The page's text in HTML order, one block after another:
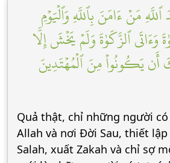
مَنۡ ءَامَنَ بِٱللَّهِ وَٱلۡيَوۡمِ
وَءَاتَى ٱلزَّكَوٰةَ وَلَمۡ يَخۡشَ إِلَّا
أَن يَكُونُواْ مِنَ ٱلۡمُهۡتَدِينَ
Quả thật, chỉ những người
Allah và nơi Đời Sau, thiết
Salah, xuất Zakah và chỉ sợ